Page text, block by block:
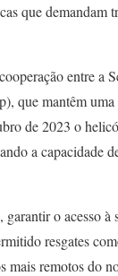
que demandam
entre a
que mantêm
de 2023 o
a capacidade
o acesso
resgates
remotos do